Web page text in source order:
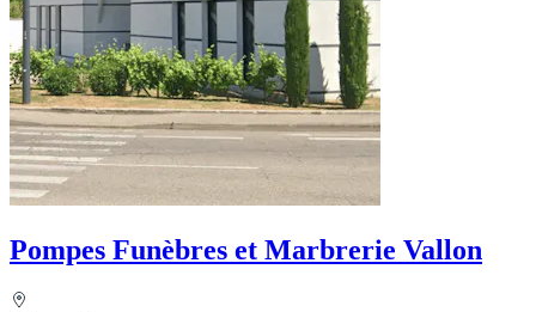
Pompes Funèbres et Marbrerie Vallon